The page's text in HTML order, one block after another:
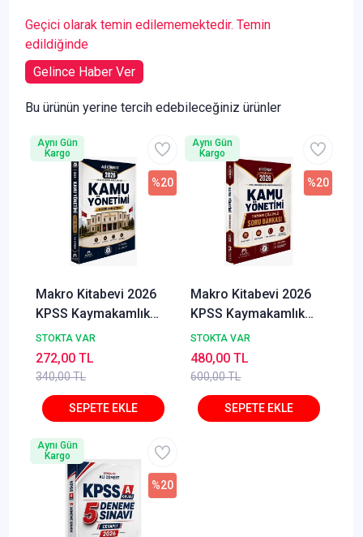
Geçici olarak temin edilememektedir. Temin
edildiğinde
Gelince Haber Ver
Bu ürünün yerine tercih edebileceğiniz ürünler
Makro Kitabevi 2026
KPSS Kaymakamlık
Kamu Yönetimi Konu
Anlatımı - Ali Cömert
Makro Kitabevi
STOKTA VAR
340,00 TL
%20
272,00 TL
Aynı Gün
Kargo
Makro Kitabevi 2026
KPSS Kaymakamlık
Kamu Yönetimi Soru
Bankası Çözümlü - Ali
Cömert Makro
Kitabevi
STOKTA VAR
600,00 TL
%20
480,00 TL
Aynı Gün
Kargo
%20
Aynı Gün
Kargo